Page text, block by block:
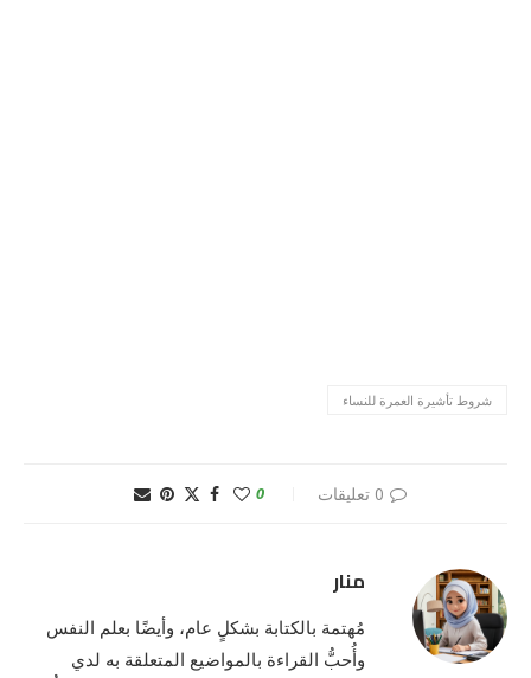
شروط تأشيرة العمرة للنساء
0 تعليقات 0
منار
مُهتمة بالكتابة بشكلٍ عام، وأيضًا بعلم النفس
وأُحبُّ القراءة بالمواضيع المتعلقة به لدي